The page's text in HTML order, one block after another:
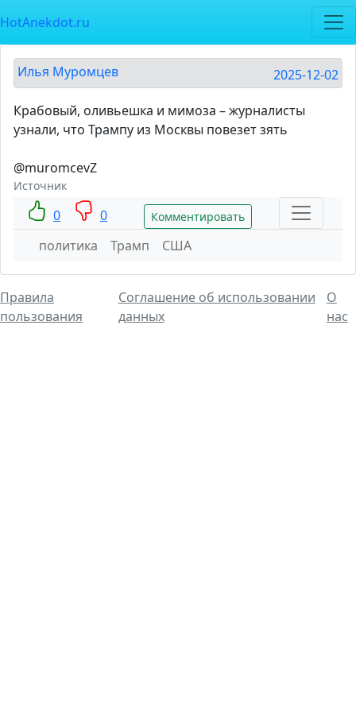
HotAnekdot.ru
Илья Муромцев 2025-12-02
Крабовый, оливьешка и мимоза – журналисты
узнали, что Трампу из Москвы повезет зять
@muromcevZ
Источник
0 0 Комментировать
политика Трамп США
Правила
пользования
Соглашение об использовании
данных
О
нас